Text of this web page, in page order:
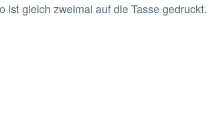
ist gleich zweimal auf die Tasse gedruckt.